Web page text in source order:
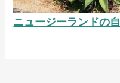
ニュージーランドの